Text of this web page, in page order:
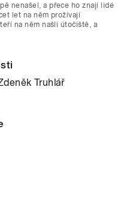
nenašel, a přece ho znají lidé
let na něm prožívají
na něm našli útočiště, a
Truhlář